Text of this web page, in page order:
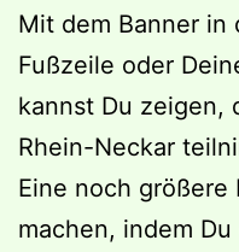
Mit dem Banner in
Fußzeile oder
kannst Du zeigen,
Rhein-Neckar
Eine noch größere
machen, indem Du